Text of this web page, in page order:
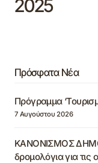
2025
Πρόσφατα Νέα
Πρόγραμμα
7 Αυγούστου 2026
ΚΑΝΟΝΙΣΜΟΣ
δρομολόγια για τις